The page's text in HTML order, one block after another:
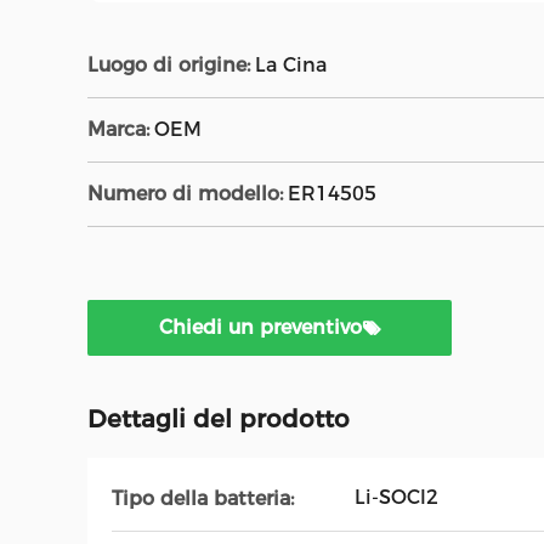
Luogo di origine: La Cina
Marca: OEM
Numero di modello: ER14505
Chiedi un preventivo
Dettagli del prodotto
Tipo della batteria: Li-SOCl2